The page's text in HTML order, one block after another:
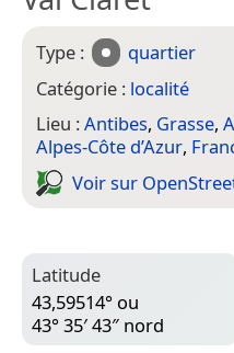
Type :
quartier
Catégorie : localité
Lieu :Antibes, Grasse,
Alpes-Côte d’Azur,
Voir sur
Latitude
43,59514° ou
43° 35′ 43″ nord